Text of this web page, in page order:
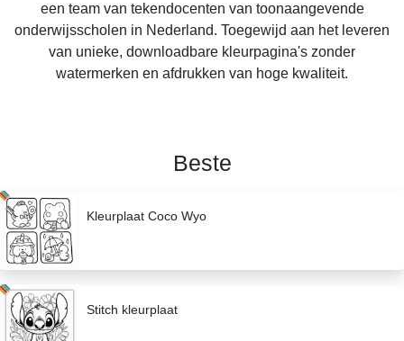
een team van tekendocenten van toonaangevende
onderwijsscholen in Nederland. Toegewijd aan het leveren
van unieke, downloadbare kleurpagina's zonder
watermerken en afdrukken van hoge kwaliteit.
Beste
Kleurplaat Coco Wyo
Stitch kleurplaat